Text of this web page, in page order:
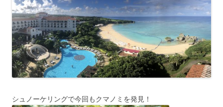
シュノーケリングで今回もクマノミを発見！